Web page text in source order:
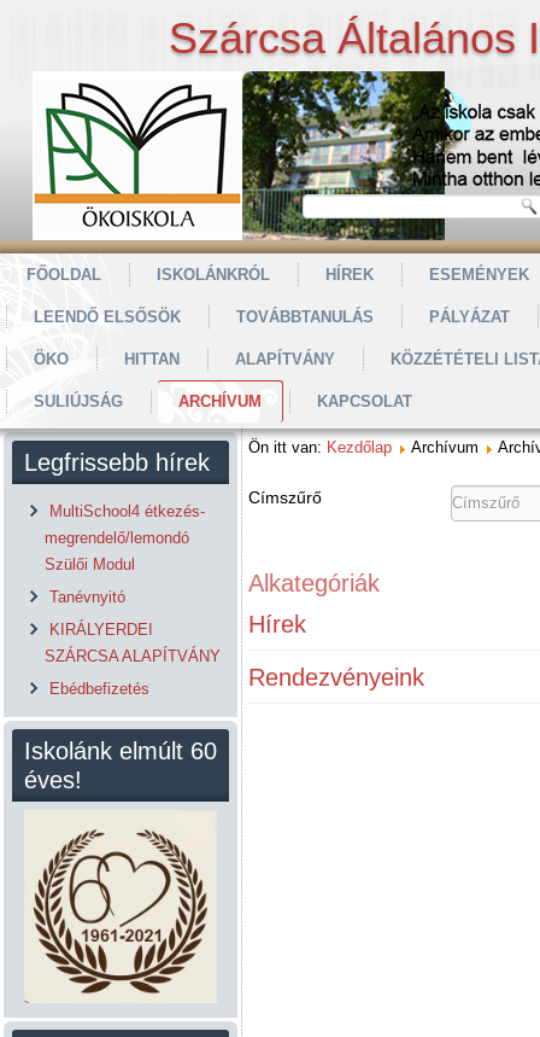
Szárcsa Általános
FŐOLDAL ISKOLÁNKRÓL HÍREK ESEMÉNYEK
LEENDŐ ELSŐSÖK TOVÁBBTANULÁS PÁLYÁZAT
ÖKO HITTAN ALAPÍTVÁNY KÖZZÉTÉTELI
SULIÚJSÁG ARCHÍVUM KAPCSOLAT
Legfrissebb hírek
MultiSchool4 étkezés-
megrendelő/lemondó
Szülői Modul
Tanévnyitó
KIRÁLYERDEI
SZÁRCSA ALAPÍTVÁNY
Ebédbefizetés
Iskolánk elmúlt 60
éves!
Ön itt van: Kezdőlap Archívum
Címszűrő
Alkategóriák
Hírek
Rendezvényeink